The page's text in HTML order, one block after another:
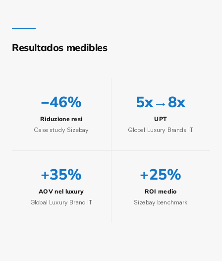
Resultados medibles
−46%
Riduzione resi
Case study Sizebay
5x→8x
UPT
Global Luxury Brands IT
+35%
AOV nel luxury
Global Luxury Brand IT
+25%
ROI medio
Sizebay benchmark